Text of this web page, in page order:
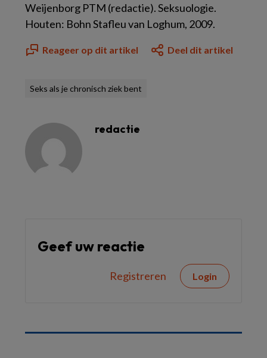
Weijenborg PTM (redactie). Seksuologie.
Houten: Bohn Stafleu van Loghum, 2009.
Reageer op dit artikel Deel dit artikel
Seks als je chronisch ziek bent
redactie
Geef uw reactie
Registreren Login